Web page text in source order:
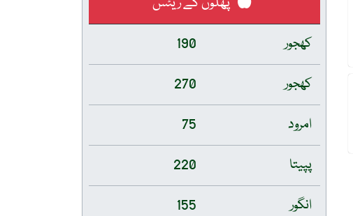
کھجور
190
کھجور
270
امرود
75
پپیتا
220
انگور
155